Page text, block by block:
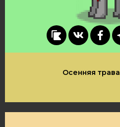
Осенняя трава